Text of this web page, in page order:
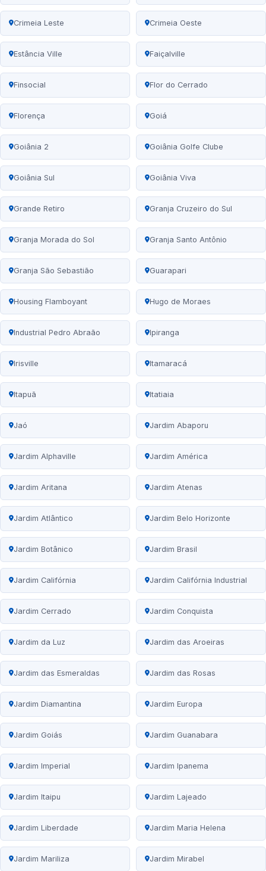
Crimeia Leste Crimeia Oeste
Estância Ville Faiçalville
Finsocial Flor do Cerrado
Florença Goiá
Goiânia 2 Goiânia Golfe Clube
Goiânia Sul Goiânia Viva
Grande Retiro Granja Cruzeiro do Sul
Granja Morada do Sol Granja Santo Antônio
Granja São Sebastião Guarapari
Housing Flamboyant Hugo de Moraes
Industrial Pedro Abraão Ipiranga
Irisville Itamaracá
Itapuã Itatiaia
Jaó Jardim Abaporu
Jardim Alphaville Jardim América
Jardim Aritana Jardim Atenas
Jardim Atlântico Jardim Belo Horizonte
Jardim Botânico Jardim Brasil
Jardim Califórnia Jardim Califórnia Industrial
Jardim Cerrado Jardim Conquista
Jardim da Luz Jardim das Aroeiras
Jardim das Esmeraldas Jardim das Rosas
Jardim Diamantina Jardim Europa
Jardim Goiás Jardim Guanabara
Jardim Imperial Jardim Ipanema
Jardim Itaipu Jardim Lajeado
Jardim Liberdade Jardim Maria Helena
Jardim Mariliza Jardim Mirabel